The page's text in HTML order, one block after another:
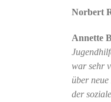
Norbert
Annette
war sehr
über
der